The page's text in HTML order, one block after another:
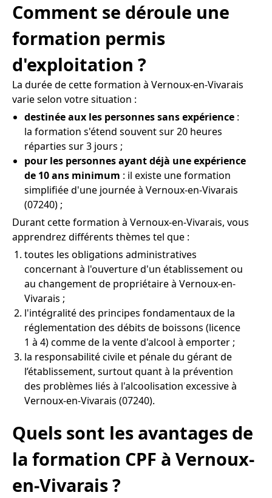
Comment se déroule une
formation permis
d'exploitation ?
La durée de cette formation à Vernoux-en-Vivarais
varie selon votre situation :
destinée aux les personnes sans expérience :
la formation s'étend souvent sur 20 heures
réparties sur 3 jours ;
pour les personnes ayant déjà une expérience
de 10 ans minimum : il existe une formation
simplifiée d'une journée à Vernoux-en-Vivarais
(07240) ;
Durant cette formation à Vernoux-en-Vivarais, vous
apprendrez différents thèmes tel que :
toutes les obligations administratives
concernant à l'ouverture d'un établissement ou
au changement de propriétaire à Vernoux-en-
Vivarais ;
l'intégralité des principes fondamentaux de la
réglementation des débits de boissons (licence
1 à 4) comme de la vente d'alcool à emporter ;
la responsabilité civile et pénale du gérant de
l’établissement, surtout quant à la prévention
des problèmes liés à l'alcoolisation excessive à
Vernoux-en-Vivarais (07240).
Quels sont les avantages de
la formation CPF à Vernoux-
en-Vivarais ?